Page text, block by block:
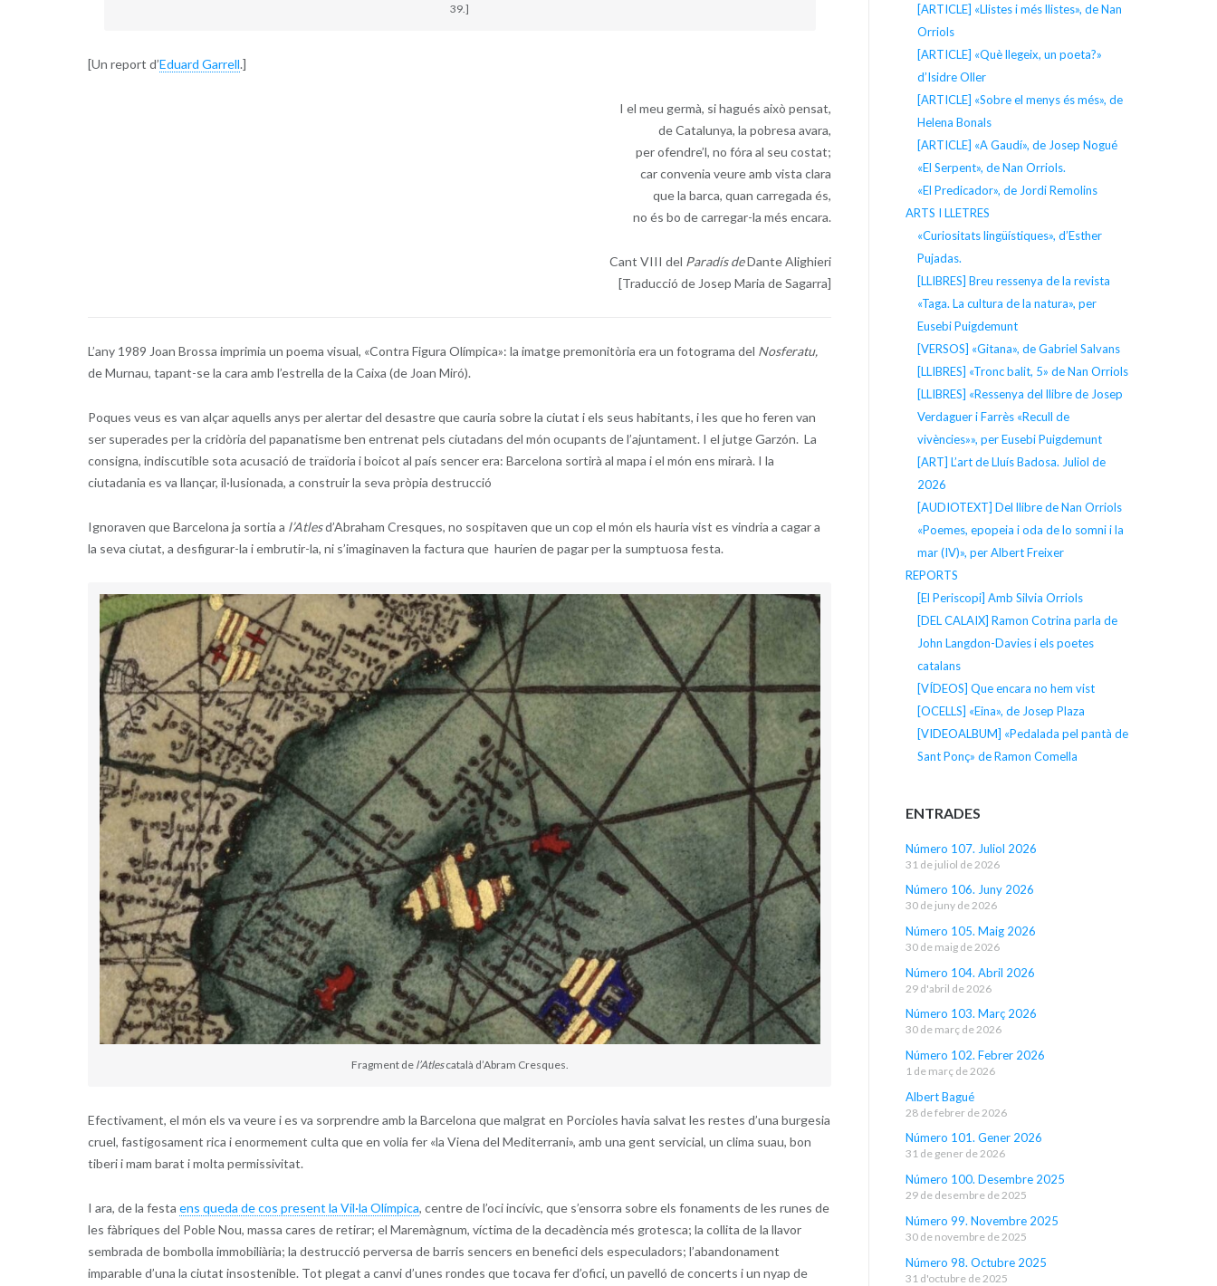
39.]
[Un report d’Eduard Garrell.]
I el meu germà, si hagués això pensat,
de Catalunya, la pobresa avara,
per ofendre’l, no fóra al seu costat;
car convenia veure amb vista clara
que la barca, quan carregada és,
no és bo de carregar-la més encara.
Cant VIII del Paradís deDante Alighieri
[Traducció de Josep Maria de Sagarra]
L’any 1989 Joan Brossa imprimia un poema visual, «Contra Figura Olímpica»: la imatge premonitòria era un fotograma del Nosferatu,
de Murnau, tapant-se la cara amb l’estrella de la Caixa (de Joan Miró).
Poques veus es van alçar aquells anys per alertar del desastre que cauria sobre la ciutat i els seus habitants, i les que ho feren van
ser superades per la cridòria del papanatisme ben entrenat pels ciutadans del món ocupants de l’ajuntament. I el jutge Garzón. La
consigna, indiscutible sota acusació de traïdoria i boicot al país sencer era: Barcelona sortirà al mapa i el món ens mirarà. I la
ciutadania es va llançar, il·lusionada, a construir la seva pròpia destrucció
Ignoraven que Barcelona ja sortia a l’Atlesd’Abraham Cresques, no sospitaven que un cop el món els hauria vist es vindria a cagar a
la seva ciutat, a desfigurar-la i embrutir-la, ni s’imaginaven la factura que haurien de pagar per la sumptuosa festa.
Fragment de l’Atlescatalà d’Abram Cresques.
Efectivament, el món els va veure i es va sorprendre amb la Barcelona que malgrat en Porcioles havia salvat les restes d’una burgesia
cruel, fastigosament rica i enormement culta que en volia fer «la Viena del Mediterrani», amb una gent servicial, un clima suau, bon
tiberi i mam barat i molta permissivitat.
I ara, de la festa ens queda de cos present la Vil·la Olímpica, centre de l’oci incívic, que s’ensorra sobre els fonaments de les runes de
les fàbriques del Poble Nou, massa cares de retirar; el Maremàgnum, víctima de la decadència més grotesca; la collita de la llavor
sembrada de bombolla immobiliària; la destrucció perversa de barris sencers en benefici dels especuladors; l’abandonament
imparable d’una la ciutat insostenible. Tot plegat a canvi d’unes rondes que tocava fer d’ofici, un pavelló de concerts i un nyap de
[ARTICLE] «Llistes i més llistes», de Nan
Orriols
[ARTICLE] «Què llegeix, un poeta?»
d’Isidre Oller
[ARTICLE] «Sobre el menys és més», de
Helena Bonals
[ARTICLE] «A Gaudí», de Josep Nogué
«El Serpent», de Nan Orriols.
«El Predicador», de Jordi Remolins
ARTS I LLETRES
«Curiositats lingüístiques», d’Esther
Pujadas.
[LLIBRES] Breu ressenya de la revista
«Taga. La cultura de la natura», per
Eusebi Puigdemunt
[VERSOS] «Gitana», de Gabriel Salvans
[LLIBRES] «Tronc balit, 5» de Nan Orriols
[LLIBRES] «Ressenya del llibre de Josep
Verdaguer i Farrès «Recull de
vivències»», per Eusebi Puigdemunt
[ART] L’art de Lluís Badosa. Juliol de
2026
[AUDIOTEXT] Del llibre de Nan Orriols
«Poemes, epopeia i oda de lo somni i la
mar (IV)», per Albert Freixer
REPORTS
[El Periscopi] Amb Silvia Orriols
[DEL CALAIX] Ramon Cotrina parla de
John Langdon-Davies i els poetes
catalans
[VÍDEOS] Que encara no hem vist
[OCELLS] «Eina», de Josep Plaza
[VIDEOALBUM] «Pedalada pel pantà de
Sant Ponç» de Ramon Comella
ENTRADES
Número 107. Juliol 2026
31 de juliol de 2026
Número 106. Juny 2026
30 de juny de 2026
Número 105. Maig 2026
30 de maig de 2026
Número 104. Abril 2026
29 d'abril de 2026
Número 103. Març 2026
30 de març de 2026
Número 102. Febrer 2026
1 de març de 2026
Albert Bagué
28 de febrer de 2026
Número 101. Gener 2026
31 de gener de 2026
Número 100. Desembre 2025
29 de desembre de 2025
Número 99. Novembre 2025
30 de novembre de 2025
Número 98. Octubre 2025
31 d'octubre de 2025